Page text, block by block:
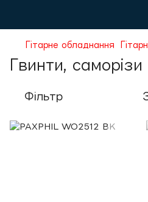
Гітарне обладнання
Гвинти, саморізи
Фільтр